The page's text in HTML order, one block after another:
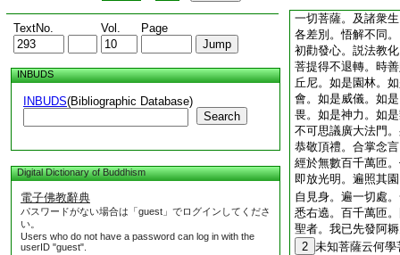
TextNo. Vol. Page
INBUDS
INBUDS(Bibliographic Database)
Search
Digital Dictionary of Buddhism
電子佛教辭典
パスワードがない場合は「guest」でログインしてくださ
い。
Users who do not have a password can log in with the
userID "guest".
一切菩薩。及諸衆
各差別。悟解不同
初勸發心。説法教
菩提得不退轉。時
丘尼。如是園林。
會。如是威儀。如
畏。如是神力。如
不可思議廣大法門
恭敬頂禮。合掌念
經於無數百千萬匝
即放光明。遍照其
自見身。遍一切處
悉右遶。百千萬匝
聖者。我已先發阿
2 未知菩薩云何